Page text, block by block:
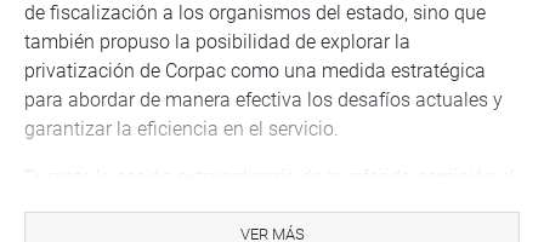
de fiscalización a los organismos del estado, sino que
también propuso la posibilidad de explorar la
privatización de Corpac como una medida estratégica
para abordar de manera efectiva los desafíos actuales y
garantizar la eficiencia en el servicio.
director general de Aeronáutica Civil, Donald Castillo
Gallegos, informó que el 1 de febrero la guardia no asistió
VER MÁS